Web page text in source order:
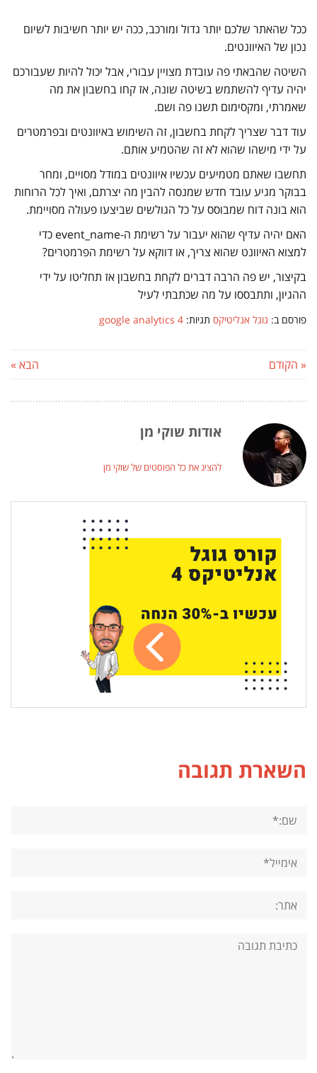
ככל שהאתר שלכם יותר גדול ומורכב, ככה יש יותר חשיבות לשיום
נכון של האיוונטים.
השיטה שהבאתי פה עובדת מצויין עבורי, אבל יכול להיות שעבורכם
יהיה עדיף להשתמש בשיטה שונה, אז קחו בחשבון את מה
שאמרתי, ומקסימום תשנו פה ושם.
עוד דבר שצריך לקחת בחשבון, זה השימוש באיוונטים ובפרמטרים
על ידי מישהו שהוא לא זה שהטמיע אותם.
תחשבו שאתם מטמיעים עכשיו איוונטים במודל מסויים, ומחר
בבוקר מגיע עובד חדש שמנסה להבין מה יצרתם, ואיך לכל הרוחות
הוא בונה דוח שמבוסס על כל הגולשים שביצעו פעולה מסויימת.
האם יהיה עדיף שהוא יעבור על רשימת ה-event_name כדי
למצוא האיוונט שהוא צריך, או דווקא על רשימת הפרמטרים?
בקיצור, יש פה הרבה דברים לקחת בחשבון אז תחליטו על ידי
ההגיון, ותתבססו על מה שכתבתי לעיל
פורסם ב: גוגל אנליטיקס תגיות: google analytics 4
« הקודם הבא »
אודות שוקי מן
להציג את כל הפוסטים של שוקי מן
השארת תגובה
תגובה: